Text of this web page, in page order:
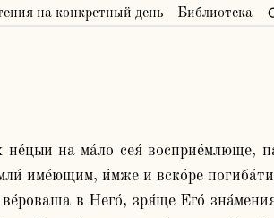
на конкретный день Библиотека
име́ющим, и́мже и вско́ре
в Него́, зря́ще Его́